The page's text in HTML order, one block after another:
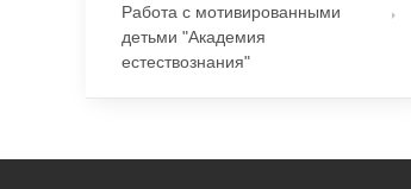
Работа с мотивированными
детьми "Академия
естествознания"